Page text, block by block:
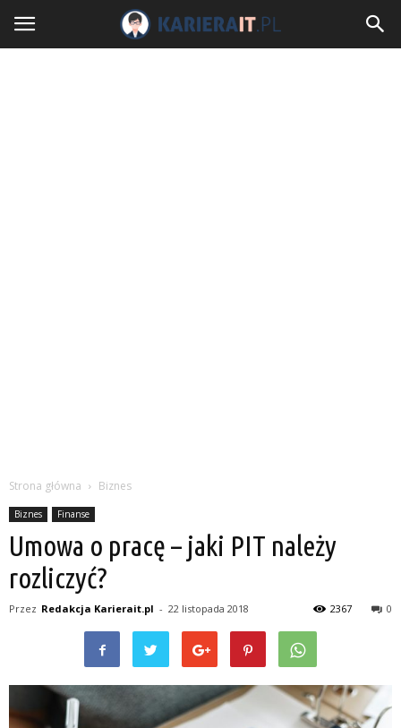
Strona główna Biznes
Biznes Finanse
Umowa o pracę – jaki PIT należy
rozliczyć?
Przez Redakcja Karierait.pl - 22 listopada 2018 0
2367